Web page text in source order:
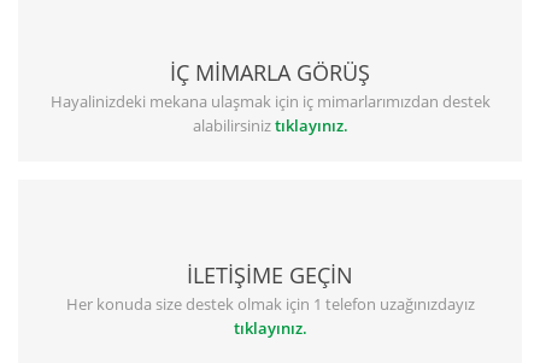
İÇ MİMARLA GÖRÜŞ
Hayalinizdeki mekana ulaşmak için iç mimarlarımızdan destek
alabilirsiniztıklayınız.
İLETİŞİME GEÇİN
Her konuda size destek olmak için 1 telefon uzağınızdayız
tıklayınız.